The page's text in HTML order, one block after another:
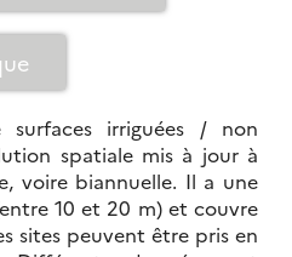
irriguées / non
spatiale mis à jour à
voire biannuelle. Il a une
10 et 20 m) et couvre
sites peuvent être pris en